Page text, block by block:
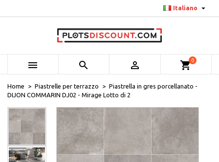
Italiano 
   shopping_cart0
Home Piastrelle per terrazzo
Piastrella in gres porcellanato -
DIJON COMMARIN DJ02 - Mirage Lotto di 2